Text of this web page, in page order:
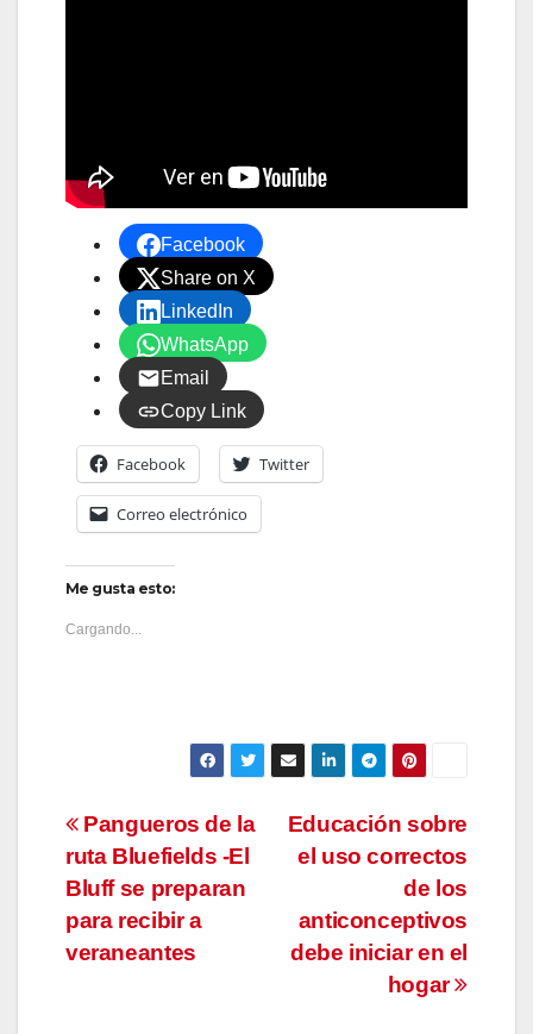
Facebook
Share on X
LinkedIn
WhatsApp
Email
Copy Link
Facebook Twitter
Correo electrónico
Me gusta esto:
Cargando...
Navegación
de
entradas
Educación sobre
el uso correctos
de los
anticonceptivos
debe iniciar en el
hogar
Pangueros de la
ruta Bluefields -El
Bluff se preparan
para recibir a
veraneantes